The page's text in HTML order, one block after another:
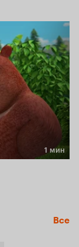
1 мин
Все